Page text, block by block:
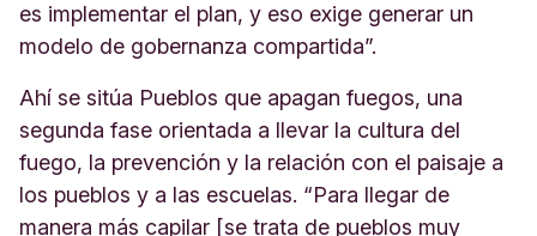
es implementar el plan, y eso exige generar un
modelo de gobernanza compartida”.
Ahí se sitúa Pueblos que apagan fuegos, una
segunda fase orientada a llevar la cultura del
fuego, la prevención y la relación con el paisaje a
los pueblos y a las escuelas. “Para llegar de
manera más capilar [se trata de pueblos muy